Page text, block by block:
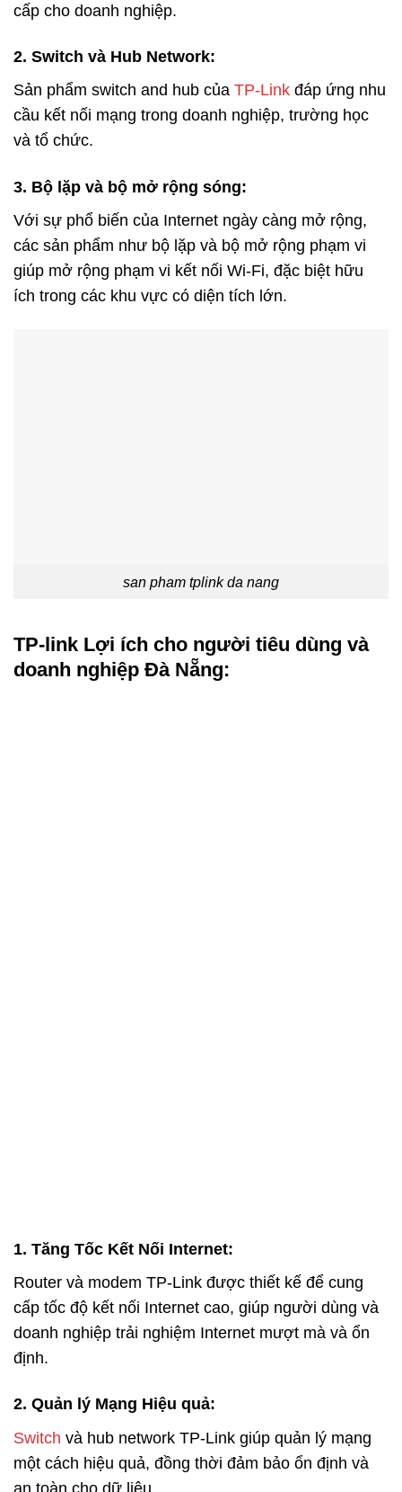
cấp cho doanh nghiệp.
2. Switch và Hub Network:
Sản phẩm switch and hub của TP-Link đáp ứng nhu
cầu kết nối mạng trong doanh nghiệp, trường học
và tổ chức.
3. Bộ lặp và bộ mở rộng sóng:
Với sự phổ biến của Internet ngày càng mở rộng,
các sản phẩm như bộ lặp và bộ mở rộng phạm vi
giúp mở rộng phạm vi kết nối Wi-Fi, đặc biệt hữu
ích trong các khu vực có diện tích lớn.
san pham tplink da nang
TP-link Lợi ích cho người tiêu dùng và
doanh nghiệp Đà Nẵng:
1. Tăng Tốc Kết Nối Internet:
Router và modem TP-Link được thiết kế để cung
cấp tốc độ kết nối Internet cao, giúp người dùng và
doanh nghiệp trải nghiệm Internet mượt mà và ổn
định.
2. Quản lý Mạng Hiệu quả:
Switch và hub network TP-Link giúp quản lý mạng
một cách hiệu quả, đồng thời đảm bảo ổn định và
an toàn cho dữ liệu.